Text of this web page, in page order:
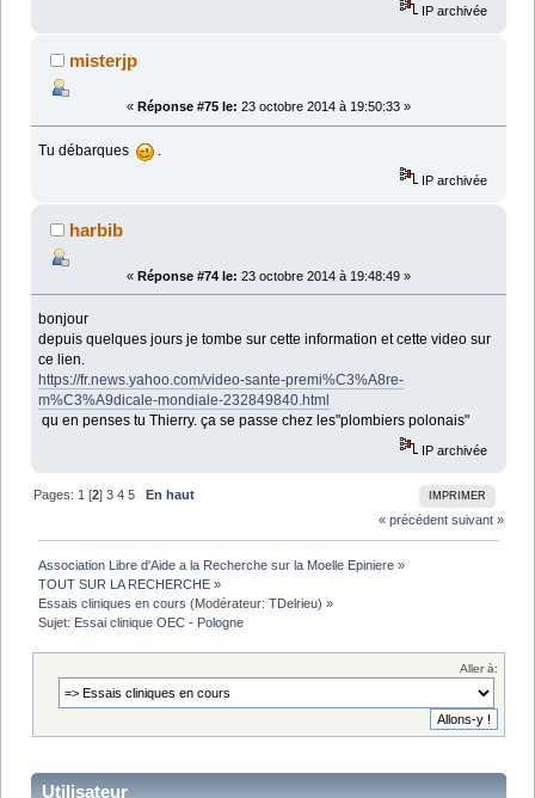
IP archivée
misterjp
« Réponse #75 le: 23 octobre 2014 à 19:50:33 »
Tu débarques .
IP archivée
harbib
« Réponse #74 le: 23 octobre 2014 à 19:48:49 »
bonjour
depuis quelques jours je tombe sur cette information et cette video sur
ce lien.
https://fr.news.yahoo.com/video-sante-premi%C3%A8re-
m%C3%A9dicale-mondiale-232849840.html
qu en penses tu Thierry. ça se passe chez les"plombiers polonais"
IP archivée
IMPRIMER
Pages: 1 [2]3 4 5
En haut
« précédent suivant »
Association Libre d'Aide a la Recherche sur la Moelle Epiniere »
TOUT SUR LA RECHERCHE »
Essais cliniques en cours (Modérateur:TDelrieu) »
Sujet: Essai clinique OEC - Pologne
Aller à:
Utilisateur